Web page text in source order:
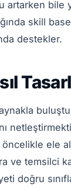
artarken bile
skill
destekler.
ele
ve temsilci
doğru